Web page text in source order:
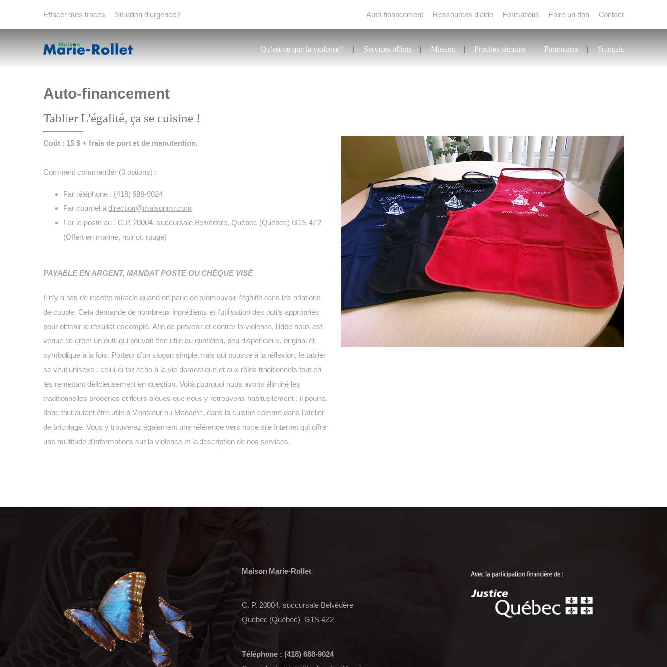
Effacer mes traces Situation d’urgence? Auto-financement Ressources d’aide Formations Faire un don Contact
Qu’est-ce que la violence? Services offerts Mission Proches témoins Partenaires Français
Auto-financement
Tablier L'égalité, ça se cuisine !
Coût : 15 $ + frais de port et de manutention.
Comment commander (3 options) :
Par téléphone : (418) 688-9024
Par courriel à direction@maisonmr.com
Par la poste au : C.P. 20004, succursale Belvédère, Québec (Québec) G1S 4Z2
(Offert en marine, noir ou rouge)
PAYABLE EN ARGENT, MANDAT POSTE OU CHÈQUE VISÉ
Il n’y a pas de recette miracle quand on parle de promouvoir l’égalité dans les relations
de couple. Cela demande de nombreux ingrédients et l’utilisation des outils appropriés
pour obtenir le résultat escompté. Afin de prévenir et contrer la violence, l’idée nous est
venue de créer un outil qui pouvait être utile au quotidien, peu dispendieux, original et
symbolique à la fois. Porteur d’un slogan simple mais qui pousse à la réflexion, le tablier
se veut unisexe : celui-ci fait écho à la vie domestique et aux rôles traditionnels tout en
les remettant délicieusement en question. Voilà pourquoi nous avons éliminé les
traditionnelles broderies et fleurs bleues que nous y retrouvons habituellement ; il pourra
donc tout autant être utile à Monsieur ou Madame, dans la cuisine comme dans l’atelier
de bricolage. Vous y trouverez également une référence vers notre site Internet qui offre
une multitude d’informations sur la violence et la description de nos services.
Maison Marie-Rollet
C. P. 20004, succursale Belvédère
Québec (Québec) G1S 4Z2
Téléphone : (418) 688-9024